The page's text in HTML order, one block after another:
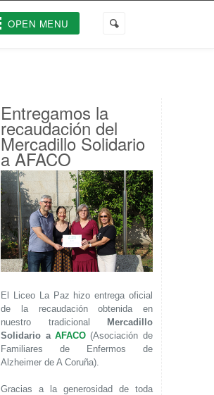
OPEN MENU
Entregamos la
recaudación del
Mercadillo Solidario
a AFACO
El Liceo La Paz hizo entrega oficial
de la recaudación obtenida en
nuestro tradicional
Mercadillo
Solidario aAFACO (Asociación de
Familiares de Enfermos de
Alzheimer de A Coruña).
Gracias a la generosidad de toda